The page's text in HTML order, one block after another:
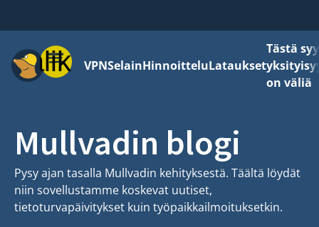
Valikko
VPNSelainHinnoitteluLataukset
Tästä
on väliä
Mullvadin blogi
Pysy ajan tasalla Mullvadin kehityksestä. Täältä löydät
niin sovellustamme koskevat uutiset,
tietoturvapäivitykset kuin työpaikkailmoituksetkin.